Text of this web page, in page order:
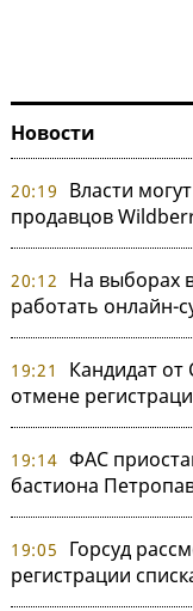
Новости
20:19
Власти
продавцов
20:12
На выборах
работать онлайн-
19:21
Кандидат
отмене
19:14 ФАС
бастиона
19:05
Горсуд
регистрации